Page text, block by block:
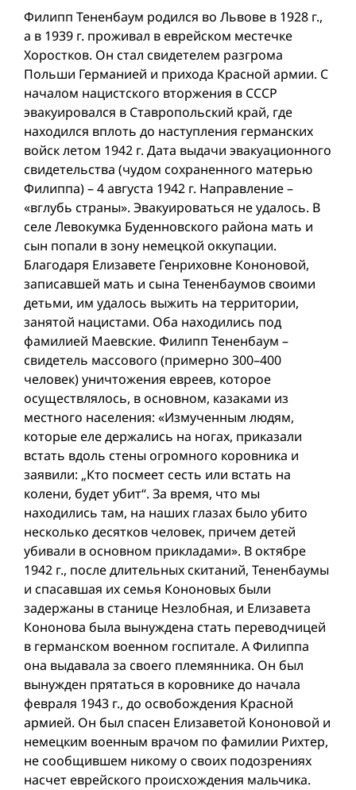
Филипп Тененбаум родился во Львове в 1928 г.,
а в 1939 г. проживал в еврейском местечке
Хоростков. Он стал свидетелем разгрома
Польши Германией и прихода Красной армии. С
началом нацистского вторжения в СССР
эвакуировался в Ставропольский край, где
находился вплоть до наступления германских
войск летом 1942 г. Дата выдачи эвакуационного
свидетельства (чудом сохраненного матерью
Филиппа) – 4 августа 1942 г. Направление –
«вглубь страны». Эвакуироваться не удалось. В
селе Левокумка Буденновского района мать и
сын попали в зону немецкой оккупации.
Благодаря Елизавете Генриховне Кононовой,
записавшей мать и сына Тененбаумов своими
детьми, им удалось выжить на территории,
занятой нацистами. Оба находились под
фамилией Маевские. Филипп Тененбаум –
свидетель массового (примерно 300–400
человек) уничтожения евреев, которое
осуществлялось, в основном, казаками из
местного населения: «Измученным людям,
которые еле держались на ногах, приказали
встать вдоль стены огромного коровника и
заявили: „Кто посмеет сесть или встать на
колени, будет убит“. За время, что мы
находились там, на наших глазах было убито
несколько десятков человек, причем детей
убивали в основном прикладами». В октябре
1942 г., после длительных скитаний, Тененбаумы
и спасавшая их семья Кононовых были
задержаны в станице Незлобная, и Елизавета
Кононова была вынуждена стать переводчицей
в германском военном госпитале. А Филиппа
она выдавала за своего племянника. Он был
вынужден прятаться в коровнике до начала
февраля 1943 г., до освобождения Красной
армией. Он был спасен Елизаветой Кононовой и
немецким военным врачом по фамилии Рихтер,
не сообщившем никому о своих подозрениях
насчет еврейскогo происхождения мальчика.